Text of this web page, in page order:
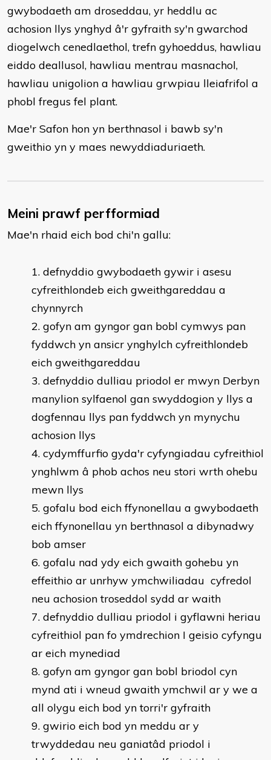
gwybodaeth am droseddau, yr heddlu ac
achosion llys ynghyd â'r gyfraith sy'n gwarchod
diogelwch cenedlaethol, trefn gyhoeddus, hawliau
eiddo deallusol, hawliau mentrau masnachol,
hawliau unigolion a hawliau grwpiau lleiafrifol a
phobl fregus fel plant.
Mae'r Safon hon yn berthnasol i bawb sy'n
gweithio yn y maes newyddiaduriaeth.
Meini prawf perfformiad
Mae'n rhaid eich bod chi'n gallu:
defnyddio gwybodaeth gywir i asesu
cyfreithlondeb eich gweithgareddau a
chynnyrch
gofyn am gyngor gan bobl cymwys pan
fyddwch yn ansicr ynghylch cyfreithlondeb
eich gweithgareddau
defnyddio dulliau priodol er mwyn Derbyn
manylion sylfaenol gan swyddogion y llys a
dogfennau llys pan fyddwch yn mynychu
achosion llys
cydymffurfio gyda'r cyfyngiadau cyfreithiol
ynghlwm â phob achos neu stori wrth ohebu
mewn llys
gofalu bod eich ffynonellau a gwybodaeth
eich ffynonellau yn berthnasol a dibynadwy
bob amser
gofalu nad ydy eich gwaith gohebu yn
effeithio ar unrhyw ymchwiliadau cyfredol
neu achosion troseddol sydd ar waith
defnyddio dulliau priodol i gyflawni heriau
cyfreithiol pan fo ymdrechion I geisio cyfyngu
ar eich mynediad
gofyn am gyngor gan bobl briodol cyn
mynd ati i wneud gwaith ymchwil ar y we a
all olygu eich bod yn torri'r gyfraith
gwirio eich bod yn meddu ar y
trwyddedau neu ganiatâd priodol i